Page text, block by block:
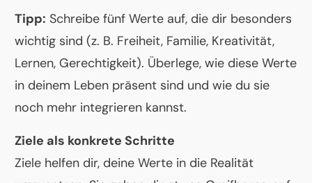
Tipp: Schreibe fünf Werte auf, die dir besonders
wichtig sind (z. B. Freiheit, Familie, Kreativität,
Lernen, Gerechtigkeit). Überlege, wie diese Werte
in deinem Leben präsent sind und wie du sie
noch mehr integrieren kannst.
Ziele als konkrete Schritte
Ziele helfen dir, deine Werte in die Realität